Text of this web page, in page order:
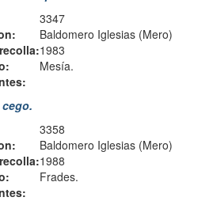
3347
Baldomero Iglesias (Mero)
1983
Mesía.
3358
Baldomero Iglesias (Mero)
1988
Frades.